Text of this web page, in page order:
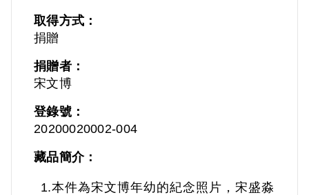
取得方式：
捐贈
捐贈者：
宋文博
登錄號：
20200020002-004
藏品簡介：
1.本件為宋文博年幼的紀念照片，宋盛淼